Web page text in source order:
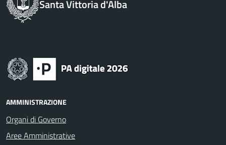
Santa Vittoria d'Alba
AMMINISTRAZIONE
Organi di Governo
Aree Amministrative